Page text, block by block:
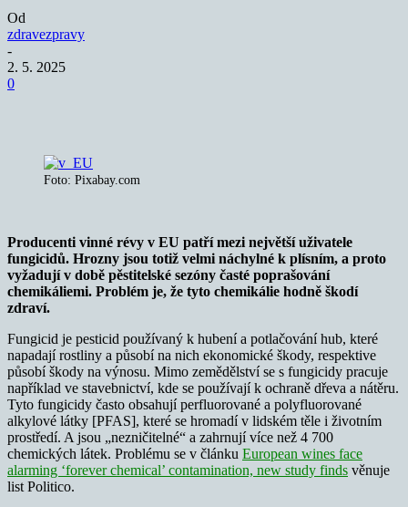
Od
zdravezpravy
-
2. 5. 2025
0
Foto: Pixabay.com
Producenti vinné révy v EU patří mezi největší uživatele
fungicidů. Hrozny jsou totiž velmi náchylné k plísním, a proto
vyžadují v době pěstitelské sezóny časté poprašování
chemikáliemi. Problém je, že tyto chemikálie hodně škodí
zdraví.
Fungicid je pesticid používaný k hubení a potlačování hub, které
napadají rostliny a působí na nich ekonomické škody, respektive
působí škody na výnosu. Mimo zemědělství se s fungicidy pracuje
například ve stavebnictví, kde se používají k ochraně dřeva a nátěru.
Tyto fungicidy často obsahují perfluorované a polyfluorované
alkylové látky [PFAS], které se hromadí v lidském těle i životním
prostředí. A jsou „nezničitelné“ a zahrnují více než 4 700
chemických látek. Problému se v článku European wines face
alarming ‘forever chemical’ contamination, new study finds věnuje
list Politico.